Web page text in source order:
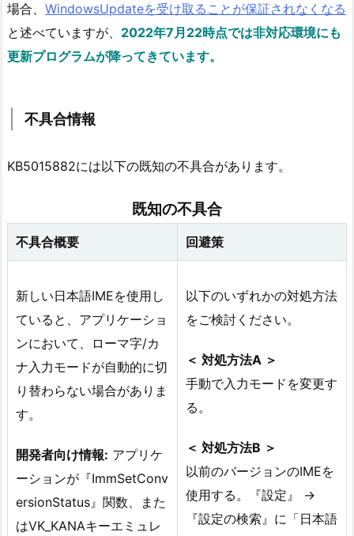
場合、 WindowsUpdateを受け取ることが保証されなくなる
と述べていますが、 2022年7月22時点では非対応環境にも
更新プログラムが降ってきています。
不具合情報
KB5015882には以下の既知の不具合があります。
既知の不具合
不具合概要 回避策
新しい日本語IMEを使用し
ていると、アプリケーショ
ンにおいて、ローマ字/カ
ナ入力モードが自動的に切
り替わらない場合がありま
す。
開発者向け情報: アプリケ
ーションが『ImmSetConv
ersionStatus』関数、また
はVK_KANAキーエミュレ
以下のいずれかの対処方法
をご検討ください。
＜ 対処方法A ＞
手動で入力モードを変更す
る。
＜ 対処方法B ＞
以前のバージョンのIMEを
使用する。『設定』 →
『設定の検索』に「日本語